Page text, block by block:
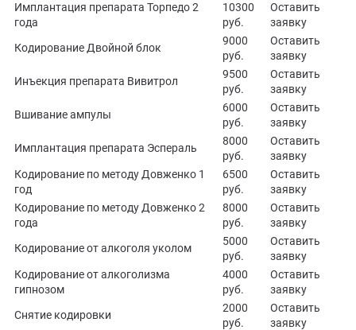
Имплантация препарата Торпедо 2
года
10300
руб.
Оставить
заявку
Кодирование Двойной блок
9000
руб.
Оставить
заявку
Инъекция препарата Вивитрол
9500
руб.
Оставить
заявку
Вшивание ампулы
6000
руб.
Оставить
заявку
Имплантация препарата Эспераль
8000
руб.
Оставить
заявку
Кодирование по методу Довженко 1
год
6500
руб.
Оставить
заявку
Кодирование по методу Довженко 2
года
8000
руб.
Оставить
заявку
Кодирование от алкоголя уколом
5000
руб.
Оставить
заявку
Кодирование от алкоголизма
гипнозом
4000
руб.
Оставить
заявку
Снятие кодировки
2000
руб.
Оставить
заявку